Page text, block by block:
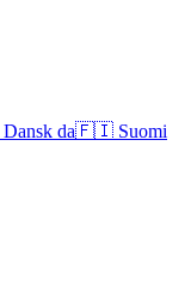
Dansk da🇫🇮 Suomi